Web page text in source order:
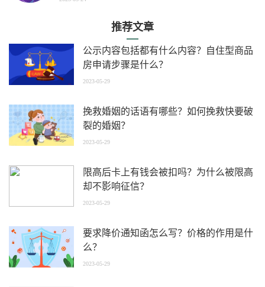
推荐文章
公示内容包括都有什么内容？自住型商品
房申请步骤是什么？
2023-05-29
挽救婚姻的话语有哪些？如何挽救快要破
裂的婚姻？
2023-05-29
限高后卡上有钱会被扣吗？为什么被限高
却不影响征信？
2023-05-29
要求降价通知函怎么写？价格的作用是什
么？
2023-05-29